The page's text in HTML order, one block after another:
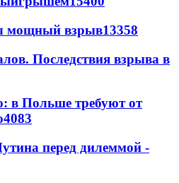
мощный взрыв13358
Последствия взрыва в
в Польше требуют от
4083
перед дилеммой -